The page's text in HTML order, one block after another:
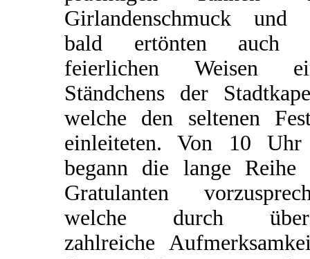
Girlandenschmuck und
bald ertönten auch
feierlichen Weisen
Ständchens der
welche den seltenen
einleiteten. Von 10
begann die lange Reihe
Gratulanten
welche durch
zahlreiche